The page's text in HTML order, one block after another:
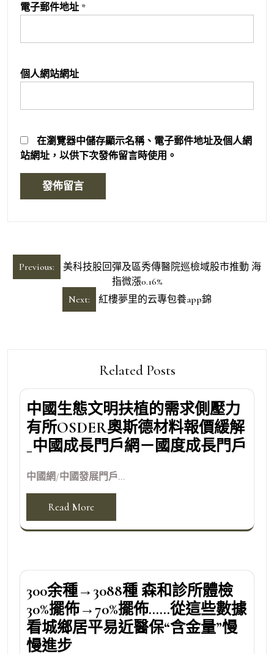
電子郵件地址 *
個人網站網址
在瀏覽器中儲存顯示名稱、電子郵件地址及個人網
站網址，以供下次發佈留言時使用。
文
章
Previous:
美科技股回彈及區秀傳醫院巡檢域股市推動 海
指微漲0.16%
Next:
紅樓夢里的云專包養app錦
Related Posts
中國生態文明扶植的需求側壓力
有所OSDER奧斯德材料報價緩解
_中國成長門戶網－國度成長門戶
中國網/中國發展門戶...
Read More
300余種→3088種 森和診所體檢
30%擺佈→70%擺佈……從這些數據
看城鄉居平易近醫保“含金量”慢
慢進步